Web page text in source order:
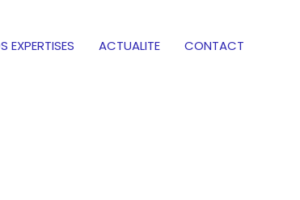
EXPERTISES ACTUALITE CONTACT